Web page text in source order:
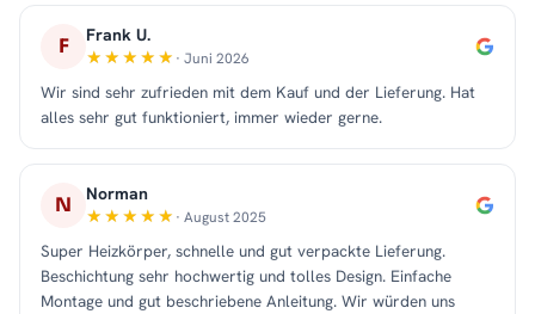
F Frank U.
· Juni 2026
Wir sind sehr zufrieden mit dem Kauf und der Lieferung. Hat
alles sehr gut funktioniert, immer wieder gerne.
N Norman
· August 2025
Super Heizkörper, schnelle und gut verpackte Lieferung.
Beschichtung sehr hochwertig und tolles Design. Einfache
Montage und gut beschriebene Anleitung. Wir würden uns